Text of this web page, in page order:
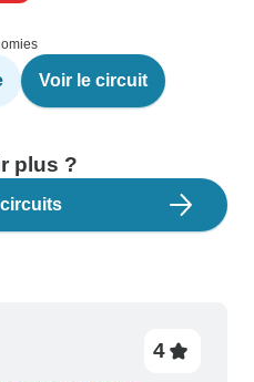
Voir le circuit
plus ?
4